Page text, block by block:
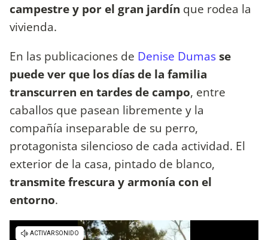
campestre y por el gran jardín que rodea la
vivienda.
En las publicaciones de Denise Dumasse
puede ver que los días de la familia
transcurren en tardes de campo, entre
caballos que pasean libremente y la
compañía inseparable de su perro,
protagonista silencioso de cada actividad. El
exterior de la casa, pintado de blanco,
transmite frescura y armonía con el
entorno.